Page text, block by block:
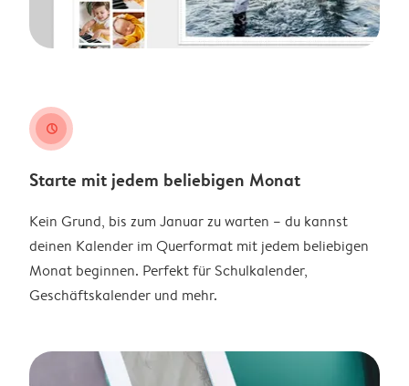
clock
Starte mit jedem beliebigen Monat
Kein Grund, bis zum Januar zu warten – du kannst
deinen Kalender im Querformat mit jedem beliebigen
Monat beginnen. Perfekt für Schulkalender,
Geschäftskalender und mehr.